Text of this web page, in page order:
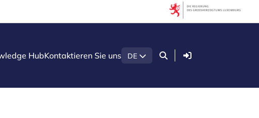
HubKontaktieren Sie uns DE Anmelden